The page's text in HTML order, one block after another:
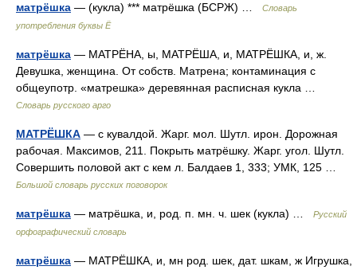
матрёшка — (кукла) *** матрёшка (БСРЖ) …
Словарь
употребления буквы Ё
матрёшка — МАТРЁНА, ы, МАТРЁША, и, МАТРЁШКА, и, ж.
Девушка, женщина. От собств. Матрена; контаминация с
общеупотр. «матрешка» деревянная расписная кукла …
Словарь русского арго
МАТРЁШКА — с кувалдой. Жарг. мол. Шутл. ирон. Дорожная
рабочая. Максимов, 211. Покрыть матрёшку. Жарг. угол. Шутл.
Совершить половой акт с кем л. Балдаев 1, 333; УМК, 125 …
Большой словарь русских поговорок
матрёшка — матрёшка, и, род. п. мн. ч. шек (кукла) …
Русский
орфографический словарь
матрёшка — МАТРЁШКА, и, мн род. шек, дат. шкам, ж Игрушка,